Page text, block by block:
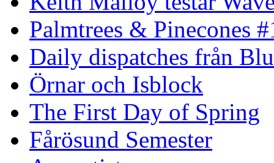
Palmtrees & Pinecones
Daily dispatches från
Örnar och Isblock
The First Day of Spring
Fårösund Semester